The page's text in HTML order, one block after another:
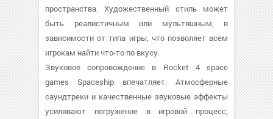
пространства. Художественный стиль может
быть реалистичным или мультяшным, в
зависимости от типа игры, что позволяет всем
игрокам найти что-то по вкусу.
Звуковое сопровождение в Rocket 4 space
games Spaceship впечатляет. Атмосферные
саундтреки и качественные звуковые эффекты
усиливают погружение в игровой процесс,